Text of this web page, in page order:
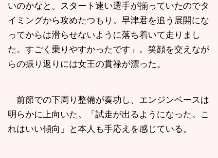
いのかなと。スタート速い選手が揃っていたのでタ
イミングから攻めたつもり。早津君を追う展開にな
ってからは滑らせないように落ち着いて走りまし
た。すごく乗りやすかったです」。笑顔を交えなが
らの振り返りには女王の貫禄が漂った。
前節での下周り整備が奏功し、エンジンベースは
明らかに上向いた。「試走が出るようになった。こ
れはいい傾向」と本人も手応えを感じている。